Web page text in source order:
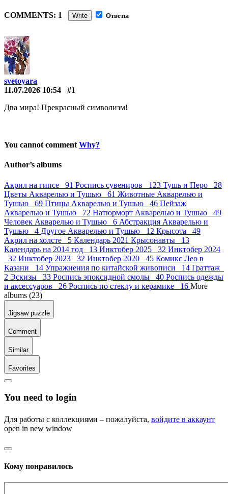
COMMENTS: 1 Write Ответы
svetoyara
11.07.2026 10:54
#1
Два мира! Прекрасный символизм!
You cannot comment Why?
Author’s albums
Акрил на гипсе 91 Роспись сувениров 123 Тушь и Перо 28
Цветы Акварелью и Тушью 61 Животные Акварелью и
Тушью 69 Птицы Акварелью и Тушью 46 Пейзаж
Акварелью и Тушью 72 Натюрморт Акварелью и Тушью 49
Человек Акварелью и Тушью 6 Абстракция Акварелью и
Тушью 4 Другое Акварелью и Тушью 12 Крысота 49
Акрил на холсте 5 Календарь 2021 Крысонавты 13
Календарь на 2014 год 13 Инктобер 2025 32 Инктобер 2024
32 Инктобер 2023 32 Инктобер 2020 45 Комикс Лео в
Казани 14 Упражнения по китайской живописи 14 Граттаж
2 Эскизы 33 Роспись эпоксидной смолы 40 Роспись одежды
и аксессуаров 26 Роспись по стеклу и керамике 16 More
albums (23)
Jigsaw puzzle
Comment
Similar
Favorites
You need to login
Для работы с коллекциями – пожалуйста, войдите в аккаунт
open in new window
Кому понравилось